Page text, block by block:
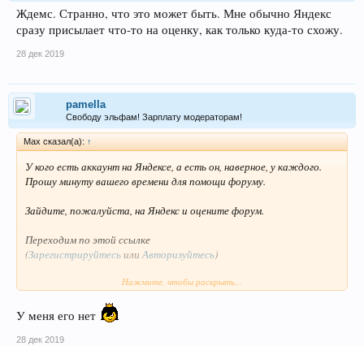
Ждемс. Странно, что это может быть. Мне обычно Яндекс
сразу присылает что-то на оценку, как только куда-то схожу.
28 дек 2019
pamella
Свободу эльфам! Зарплату модераторам!
Max сказал(а): ↑
У кого есть аккаунт на Яндексе, а есть он, наверное, у каждого.
Прошу минуту вашего времени для помощи форуму.
Зайдите, пожалуйста, на Яндекс и оцените форум.
Переходим по этой ссылке
(Зарегистрируйтесьили Авторизуйтесь)
Кликаем на иконку как на скриншоте и перемещаемся в раздел
Посмотреть вложение 71299
Нажмите, чтобы раскрыть...
У меня его нет
28 дек 2019